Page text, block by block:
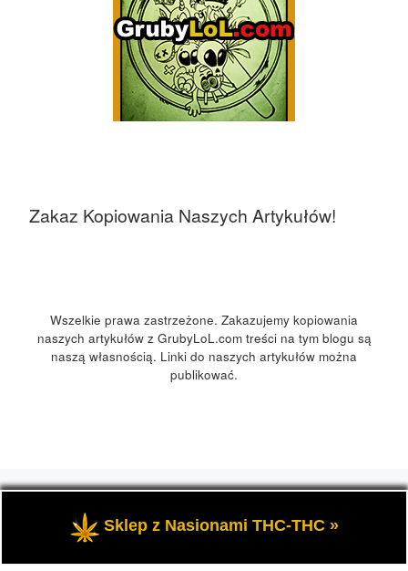
Zakaz Kopiowania Naszych Artykułów!
Wszelkie prawa zastrzeżone. Zakazujemy kopiowania
naszych artykułów z GrubyLoL.com treści na tym blogu są
naszą własnością. Linki do naszych artykułów można
publikować.
Przedstawia informacje o marihuanie, czyli cannabis blog,
kuchnia konopna i wiele innych.
Sklep z Nasionami THC-THC »